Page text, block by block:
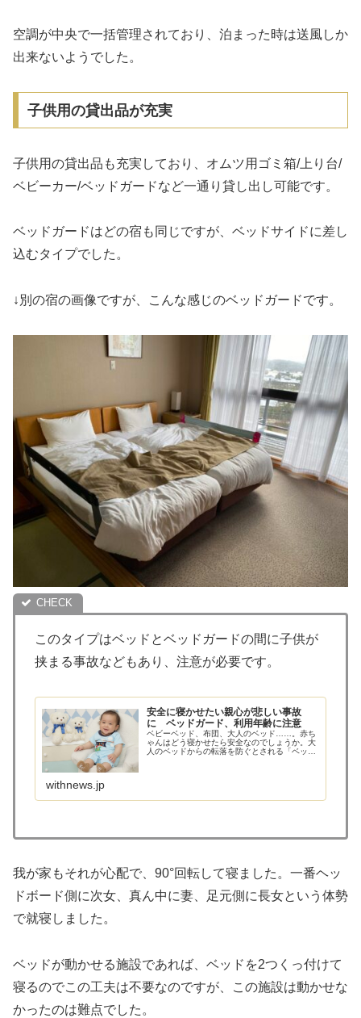
空調が中央で一括管理されており、泊まった時は送風しか
出来ないようでした。
子供用の貸出品が充実
子供用の貸出品も充実しており、オムツ用ゴミ箱/上り台/
ベビーカー/ベッドガードなど一通り貸し出し可能です。
ベッドガードはどの宿も同じですが、ベッドサイドに差し
込むタイプでした。
↓別の宿の画像ですが、こんな感じのベッドガードです。
このタイプはベッドとベッドガードの間に子供が
挟まる事故などもあり、注意が必要です。
安全に寝かせたい親心が悲しい事故
に ベッドガード、利用年齢に注意
ベビーベッド、布団、大人のベッド……。赤ち
ゃんはどう寝かせたら安全なのでしょうか。大
人のベッドからの転落を防ぐとされる「ベッド
withnews.jp
我が家もそれが心配で、90°回転して寝ました。一番ヘッ
ドボード側に次女、真ん中に妻、足元側に長女という体勢
で就寝しました。
ベッドが動かせる施設であれば、ベッドを2つくっ付けて
寝るのでこの工夫は不要なのですが、この施設は動かせな
かったのは難点でした。